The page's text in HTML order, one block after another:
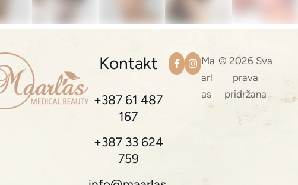
Kontakt
+387 61 487
167
+387 33 624
759
Ma
arl
as
© 2026 Sva
prava
pridržana